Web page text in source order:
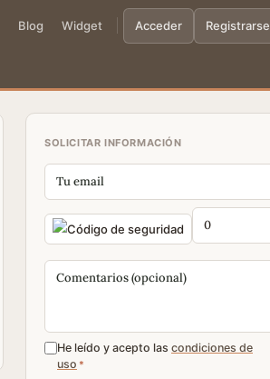
Blog Widget Acceder Registrarse
SOLICITAR INFORMACIÓN
He leído y acepto las condiciones de
uso *